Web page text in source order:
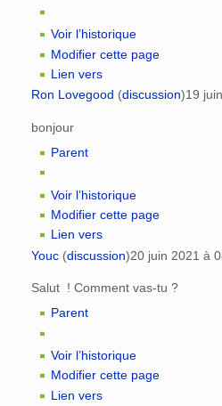
Voir l’historique
Modifier cette page
Lien vers
Ron Lovegood (discussion)19
bonjour
Parent
Voir l’historique
Modifier cette page
Lien vers
Youc (discussion)20 juin 2021 à
Salut ! Comment vas-tu ?
Parent
Voir l’historique
Modifier cette page
Lien vers